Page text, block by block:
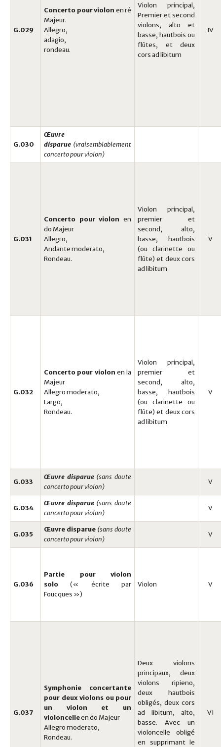
G.029
Concerto pour violon en ré
Majeur.
Allegro,
adagio,
rondeau.
Violon principal,
Premier et second
violons, alto et
basse, hautbois ou
flûtes, et deux
cors ad libitum
IV
G.030
Œuvre
disparue (vraisemblablement
concerto pour violon)
G.031
Concerto pour violon en
do Majeur
Allegro,
Andante moderato,
Rondeau.
Violon principal,
premier et
second, alto,
basse, hautbois
(ou clarinette ou
flûte) et deux cors
ad libitum
V
G.032
Concerto pour violon en la
Majeur
Allegro moderato,
Largo,
Rondeau.
Violon principal,
premier et
second, alto,
basse, hautbois
(ou clarinette ou
flûte) et deux cors
ad libitum
V
G.033
Œuvre disparue (sans doute
concerto pour violon)
V
G.034
Œuvre disparue (sans doute
concerto pour violon)
V
G.035
Œuvre disparue (sans doute
concerto pour violon)
V
G.036
Partie pour violon
solo (« écrite par
Foucques »)
Violon V
G.037
Symphonie concertante
pour deux violons ou pour
un violon et un
violoncelleen do Majeur
Allegro moderato,
Rondeau.
Deux violons
principaux, deux
violons ripieno,
deux hautbois
obligés, deux cors
ad libitum, alto,
basse. Avec un
violoncelle obligé
en supprimant le
VI